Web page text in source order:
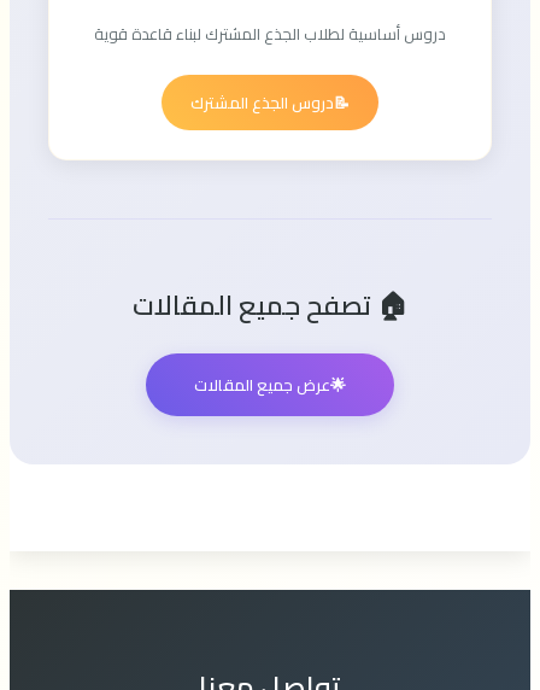
دروس أساسية لطلاب الجذع المشترك لبناء قاعدة قوية
📝دروس الجذع المشترك
🏠 تصفح جميع المقالات
🌟عرض جميع المقالات